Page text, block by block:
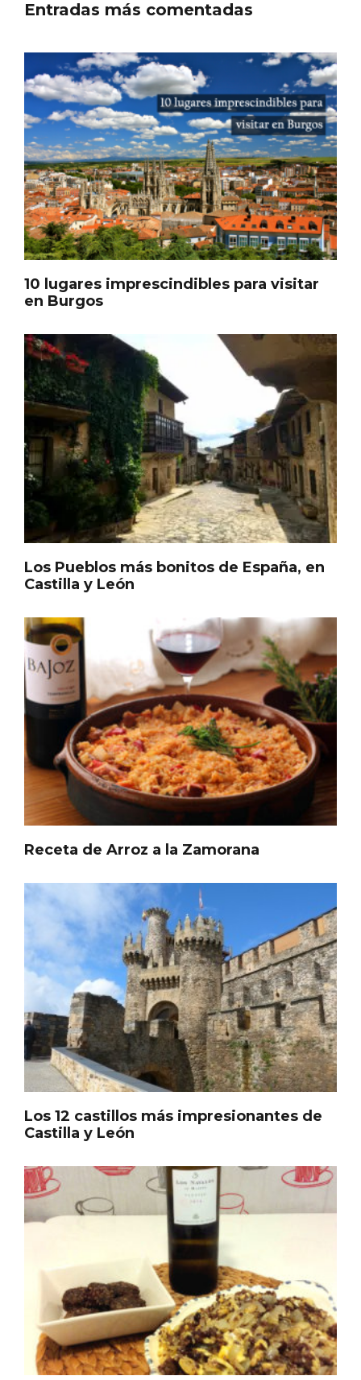
Entradas más comentadas
10 lugares imprescindibles para visitar
en Burgos
Los Pueblos más bonitos de España, en
Castilla y León
Receta de Arroz a la Zamorana
Los 12 castillos más impresionantes de
Castilla y León
Paseo nocturno por Valladolid
IGP Morcilla de Burgos triunfó en el
Salón Gourmet 2026
Disfrutar de la Semana Santa en Rueda
en 2026